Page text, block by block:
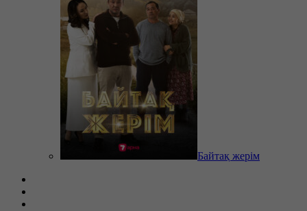
Байтақ жерім